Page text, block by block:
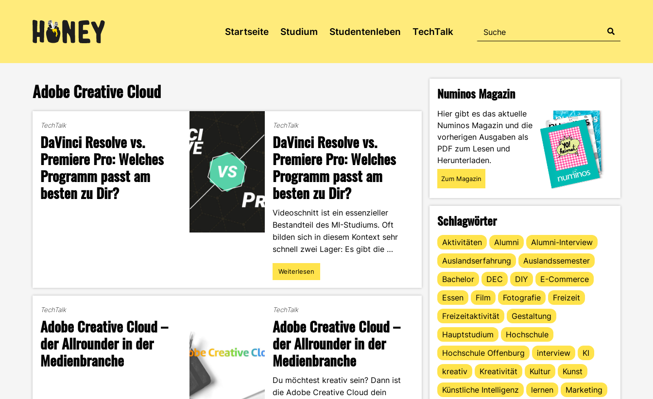
Startseite Studium Studentenleben TechTalk
Adobe Creative Cloud
TechTalk
DaVinci Resolve vs.
Premiere Pro: Welches
Programm passt am
besten zu Dir?
TechTalk
DaVinci Resolve vs.
Premiere Pro: Welches
Programm passt am
besten zu Dir?
Videoschnitt ist ein essenzieller
Bestandteil des MI-Studiums. Oft
bilden sich in diesem Kontext sehr
schnell zwei Lager: Es gibt die …
"DaVinci
Resolve
Pro:
Welches
Programm
passt
am
besten
Dir?"
Weiterlesen
TechTalk
Adobe Creative Cloud –
der Allrounder in der
Medienbranche
TechTalk
Adobe Creative Cloud –
der Allrounder in der
Medienbranche
Du möchtest kreativ sein? Dann ist
die Adobe Creative Cloud dein
Numinos Magazin
Hier gibt es das aktuelle
Numinos Magazin und die
vorherigen Ausgaben als
PDF zum Lesen und
Herunterladen.
Zum Magazin
Schlagwörter
Aktivitäten Alumni
Alumni-Interview
Auslandserfahrung
Auslandssemester
Bachelor
DEC DIY
E-Commerce
Essen
Film Fotografie
Freizeit
Freizeitaktivität
Gestaltung
Hauptstudium
Hochschule
Hochschule Offenburg
interview
KI
kreativ
Kreativität Kultur
Kunst
Künstliche Intelligenz
lernen
Marketing